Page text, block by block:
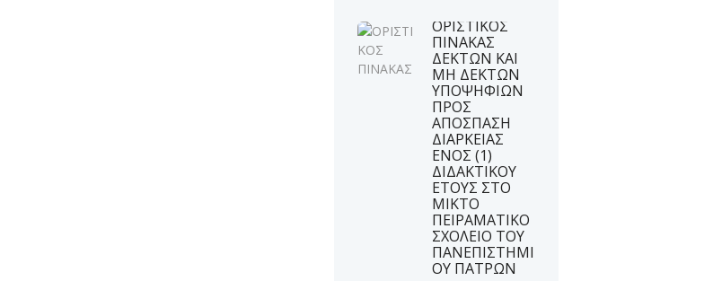
ΟΡΙΣΤΙΚΟΣ
ΠΙΝΑΚΑΣ
ΔΕΚΤΩΝ ΚΑΙ
ΜΗ ΔΕΚΤΩΝ
ΥΠΟΨΗΦΙΩΝ
ΠΡΟΣ
ΑΠΟΣΠΑΣΗ
ΔΙΑΡΚΕΙΑΣ
ΕΝΟΣ (1)
ΔΙΔΑΚΤΙΚΟΥ
ΕΤΟΥΣ ΣΤΟ
ΜΙΚΤΟ
ΠΕΙΡΑΜΑΤΙΚΟ
ΣΧΟΛΕΙΟ ΤΟΥ
ΠΑΝΕΠΙΣΤΗΜΙ
ΟΥ ΠΑΤΡΩΝ